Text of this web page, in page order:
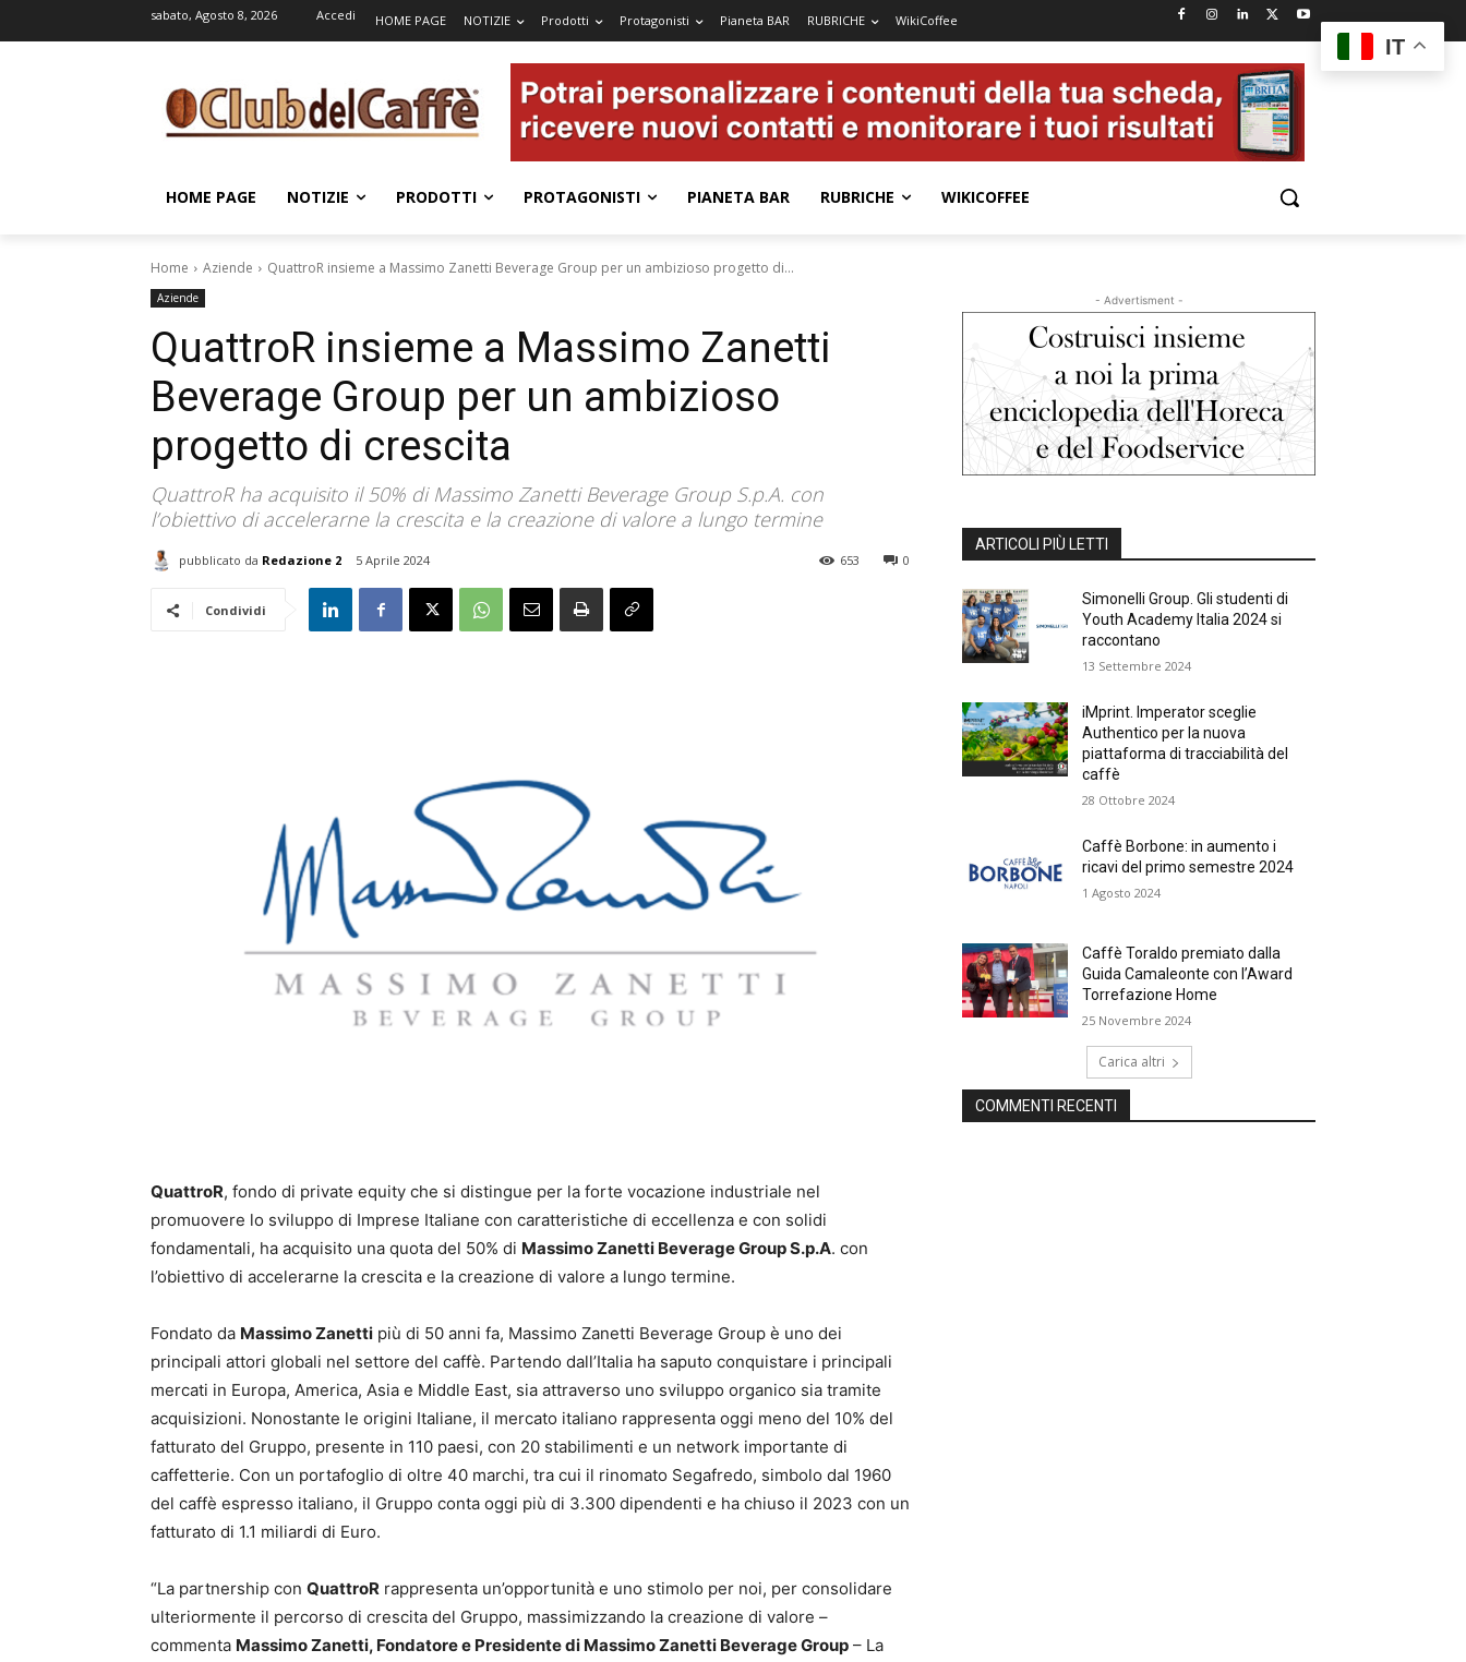
sabato, Agosto 8, 2026 Accedi HOME PAGE NOTIZIE Prodotti Protagonisti Pianeta BAR RUBRICHE WikiCoffee
HOME PAGE NOTIZIE PRODOTTI PROTAGONISTI PIANETA BAR RUBRICHE WIKICOFFEE
Home Aziende QuattroR insieme a Massimo Zanetti Beverage Group per un ambizioso progetto di...
Aziende
QuattroR insieme a Massimo Zanetti
Beverage Group per un ambizioso
progetto di crescita
QuattroR ha acquisito il 50% di Massimo Zanetti Beverage Group S.p.A. con
l’obiettivo di accelerarne la crescita e la creazione di valore a lungo termine
pubblicato da Redazione 2 5 Aprile 2024 0
653
Condividi
QuattroR, fondo di private equity che si distingue per la forte vocazione industriale nel
promuovere lo sviluppo di Imprese Italiane con caratteristiche di eccellenza e con solidi
fondamentali, ha acquisito una quota del 50% di Massimo Zanetti Beverage Group S.p.A. con
l’obiettivo di accelerarne la crescita e la creazione di valore a lungo termine.
Fondato da Massimo Zanetti più di 50 anni fa, Massimo Zanetti Beverage Group è uno dei
principali attori globali nel settore del caffè. Partendo dall’Italia ha saputo conquistare i principali
mercati in Europa, America, Asia e Middle East, sia attraverso uno sviluppo organico sia tramite
acquisizioni. Nonostante le origini Italiane, il mercato italiano rappresenta oggi meno del 10% del
fatturato del Gruppo, presente in 110 paesi, con 20 stabilimenti e un network importante di
caffetterie. Con un portafoglio di oltre 40 marchi, tra cui il rinomato Segafredo, simbolo dal 1960
del caffè espresso italiano, il Gruppo conta oggi più di 3.300 dipendenti e ha chiuso il 2023 con un
fatturato di 1.1 miliardi di Euro.
“La partnership con QuattroR rappresenta un’opportunità e uno stimolo per noi, per consolidare
ulteriormente il percorso di crescita del Gruppo, massimizzando la creazione di valore –
commenta Massimo Zanetti, Fondatore e Presidente di Massimo Zanetti Beverage Group – La
- Advertisment -
ARTICOLI PIÙ LETTI
Simonelli Group. Gli studenti di
Youth Academy Italia 2024 si
raccontano
13 Settembre 2024
iMprint. Imperator sceglie
Authentico per la nuova
piattaforma di tracciabilità del
caffè
28 Ottobre 2024
Caffè Borbone: in aumento i
ricavi del primo semestre 2024
1 Agosto 2024
Caffè Toraldo premiato dalla
Guida Camaleonte con l’Award
Torrefazione Home
25 Novembre 2024
Carica altri
COMMENTI RECENTI
IT